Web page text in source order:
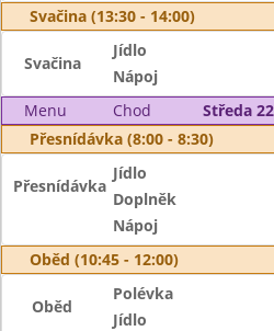
Svačina (13:30 - 14:00)
Svačina
Jídlo
Nápoj
Menu
Chod
Středa
Přesnídávka (8:00 - 8:30)
Přesnídávka
Jídlo
Doplněk
Nápoj
Oběd (10:45 - 12:00)
Oběd
Polévka
Jídlo